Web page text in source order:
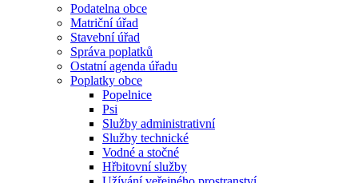
Podatelna obce
Matriční úřad
Stavební úřad
Správa poplatků
Ostatní agenda úřadu
Poplatky obce
Popelnice
Psi
Služby administrativní
Služby technické
Vodné a stočné
Hřbitovní služby